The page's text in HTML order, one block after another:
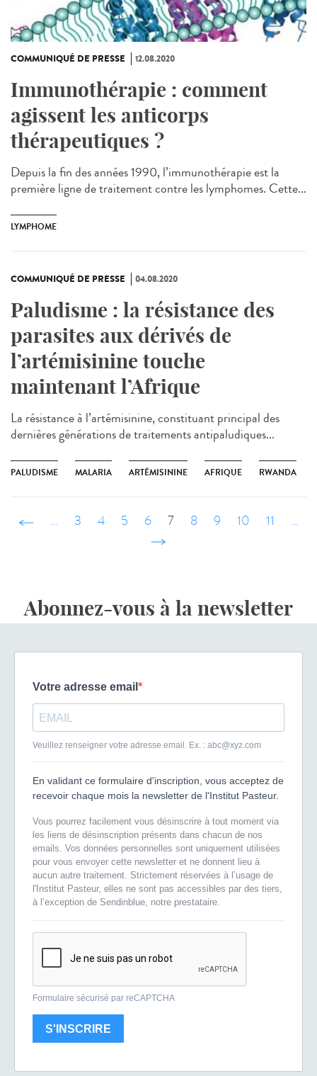
COMMUNIQUÉ DE PRESSE 12.08.2020
Immunothérapie : comment
agissent les anticorps
thérapeutiques ?
Depuis la fin des années 1990, l’immunothérapie est la
première ligne de traitement contre les lymphomes. Cette...
LYMPHOME
COMMUNIQUÉ DE PRESSE 04.08.2020
Paludisme : la résistance des
parasites aux dérivés de
l’artémisinine touche
maintenant l’Afrique
La résistance à l’artémisinine, constituant principal des
dernières générations de traitements antipaludiques...
PALUDISME MALARIA ARTÉMISININE AFRIQUE RWANDA
‹ précédent
… 3 4 5 6 7 8 9 10 11
…
suivant ›
Abonnez-vous à la newsletter